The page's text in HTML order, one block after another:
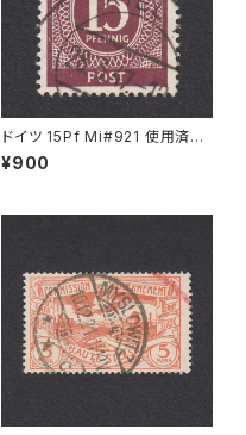
ドイツ 15Pf Mi#921 使用済み
切手｜KIEL 28.3.1947
¥900